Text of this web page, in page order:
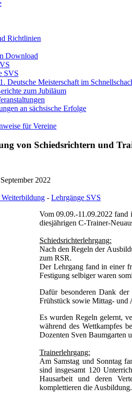
Richtlinien
Download
SVS
Deutsche Meisterschaft im
zum Jubiläum
an sächsische Erfolge
für Vereine
von Schiedsrichtern und
2022
- Lehrgänge SVS
Vom 09.09.-11.09.2022
diesjährigen C-Trainer-
Schiedsrichterlehrgang:
Nach den Regeln der
zum RSR.
Der Lehrgang fand in einer
Festigung selbiger waren
Dafür besonderen Dank
Frühstück sowie Mittag- und
Es wurden Regeln gelernt,
während des Wettkampfes
Dozenten Sven Baumgarten
Trainerlehrgang:
Am Samstag und Sonntag
sind insgesamt 120
Hausarbeit und deren
komplettieren die Ausbildung.